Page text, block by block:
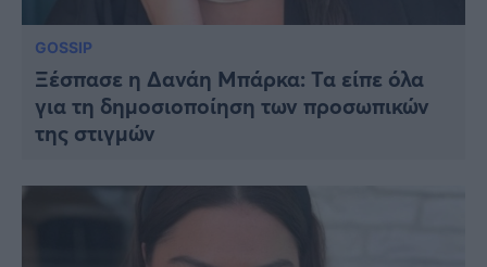
GOSSIP
Ξέσπασε η Δανάη Μπάρκα: Τα είπε όλα
για τη δημοσιοποίηση των προσωπικών
της στιγμών